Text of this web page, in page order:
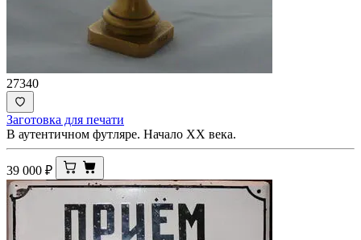
27340
Заготовка для печати
В аутентичном футляре. Начало ХХ века.
39 000 ₽